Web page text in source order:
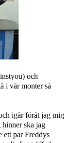
och
i vår monter så
igår föråt jag mig
hinner ska jag
ett par Freddys